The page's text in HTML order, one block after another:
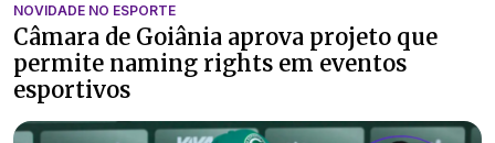
NOVIDADE NO ESPORTE
Câmara de Goiânia aprova projeto que
permite naming rights em eventos
esportivos